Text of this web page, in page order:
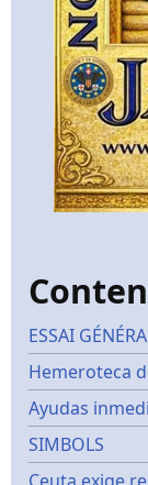
ESSAI
Hemeroteca
Ayudas
SIMBOLS